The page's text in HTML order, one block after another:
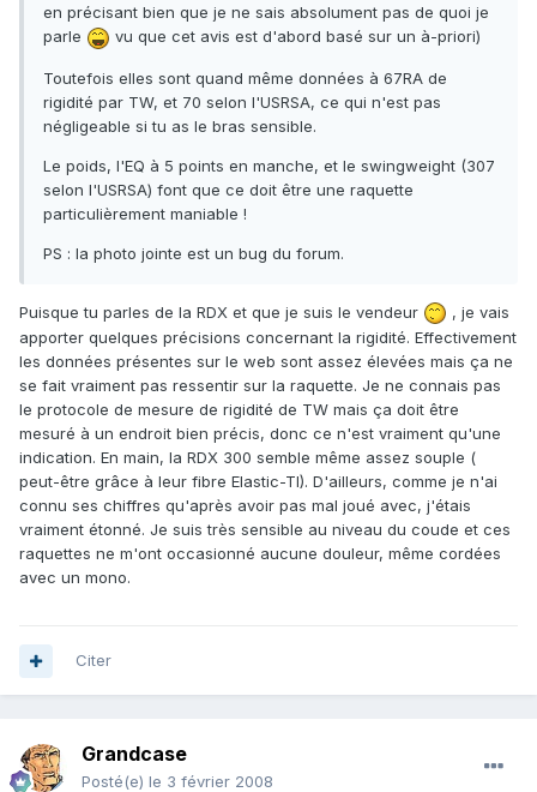
en précisant bien que je ne sais absolument pas de quoi je
parle
vu que cet avis est d'abord basé sur un à-priori)
Toutefois elles sont quand même données à 67RA de
rigidité par TW, et 70 selon l'USRSA, ce qui n'est pas
négligeable si tu as le bras sensible.
Le poids, l'EQ à 5 points en manche, et le swingweight (307
selon l'USRSA) font que ce doit être une raquette
particulièrement maniable !
PS : la photo jointe est un bug du forum.
Puisque tu parles de la RDX et que je suis le vendeur
, je vais
apporter quelques précisions concernant la rigidité. Effectivement
les données présentes sur le web sont assez élevées mais ça ne
se fait vraiment pas ressentir sur la raquette. Je ne connais pas
le protocole de mesure de rigidité de TW mais ça doit être
mesuré à un endroit bien précis, donc ce n'est vraiment qu'une
indication. En main, la RDX 300 semble même assez souple (
peut-être grâce à leur fibre Elastic-TI). D'ailleurs, comme je n'ai
connu ses chiffres qu'après avoir pas mal joué avec, j'étais
vraiment étonné. Je suis très sensible au niveau du coude et ces
raquettes ne m'ont occasionné aucune douleur, même cordées
avec un mono.
Citer
Grandcase
Posté(e) le 3 février 2008